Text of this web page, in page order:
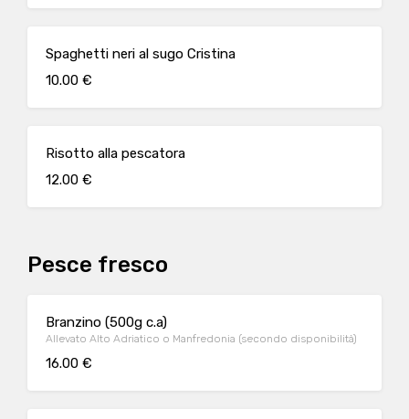
Spaghetti neri al sugo Cristina
10.00 €
Risotto alla pescatora
12.00 €
Pesce fresco
Branzino (500g c.a)
Allevato Alto Adriatico o Manfredonia (secondo disponibilità)
16.00 €